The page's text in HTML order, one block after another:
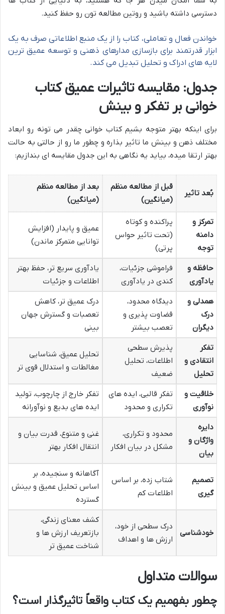
دسترسی داشته باشید و روتین مطالعه تون رو حفظ کنید.
خواندن فعال و تعاملی، کتاب را از یک منبع اطلاعاتی صرف به یک
ابزار قدرتمند برای بازسازی مدارهای ذهنی و توسعه عمیق ترین
لایه های ادراک و تحلیل تبدیل می کند.
جدول: مقایسه تاثیرات عمیق کتاب
خوانی بر تفکر و بینش
برای اینکه بهتر متوجه بشیم کتاب خوانی چقدر می تونه رو ابعاد
مختلف ذهن و بینش ما تاثیر بذاره و چطور ما رو از حالتی به حالت
بهتر ارتقا میده، بیاید یه نگاهی به این جدول مقایسه ای بندازیم:
بُعد تاثیر
قبل از مطالعه منظم
(میانگین)
بعد از مطالعه منظم
(میانگین)
تمرکز و
دامنه
توجه
پراکنده و کوتاه
(تحت تاثیر حواس
پرتی)
عمیق و پایدار (افزایش
توانایی متمرکز ماندن)
حافظه و
یادآوری
فراموشی جزئیات،
کندی در یادآوری
یادآوری سریع تر، حفظ بهتر
اطلاعات و جزئیات
همدلی و
درک
دیگران
دیدگاه محدود،
قضاوت پذیری و
تعصب بیشتر
درک عمیق تر، کاهش
تعصبات و گسترش جهان
بینی
تفکر
انتقادی و
تحلیل
پذیرش سطحی
اطلاعات، تحلیل
ضعیف
تحلیل عمیق، شناسایی
مغالطات و استدلال قوی تر
خلاقیت و
نوآوری
تفکر قالبی، ایده های
تکراری و محدود
تفکر خارج از چارچوب، تولید
ایده های بدیع و نوآورانه
دایره
واژگان و
بیان
محدود و تکراری،
مشکل در بیان افکار
غنی و متنوع، قدرت بیان و
انتقال افکار بهتر
تصمیم
گیری
شتاب زده، بر اساس
اطلاعات کم
آگاهانه و سنجیده، بر
اساس تحلیل عمیق و بینش
گسترده
خودشناسی
درک سطحی از خود،
ارزش ها و اهداف
کشف معنای زندگی،
بازتعریف ارزش ها و
شناخت عمیق تر
سوالات متداول
چطور بفهمیم یک کتاب واقعاً تاثیرگذار است؟